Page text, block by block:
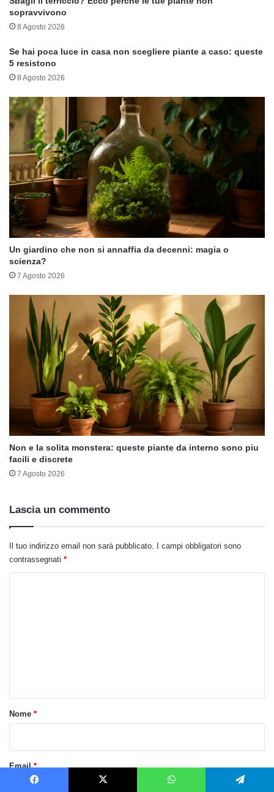
sopravvivono
8 Agosto 2026
Se hai poca luce in casa non scegliere piante a caso: queste
5 resistono
8 Agosto 2026
Un giardino che non si annaffia da decenni: magia o
scienza?
7 Agosto 2026
Non e la solita monstera: queste piante da interno sono piu
facili e discrete
7 Agosto 2026
Lascia un commento
Il tuo indirizzo email non sarà pubblicato.
I campi obbligatori sono
contrassegnati *
oNome *
Email*